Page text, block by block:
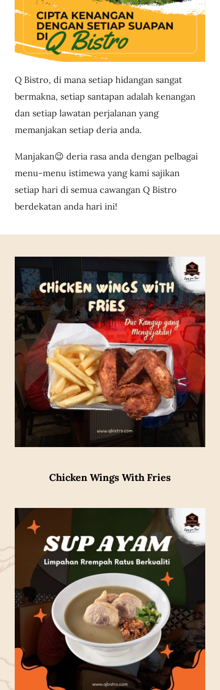
Q Bistro, di mana setiap hidangan sangat
bermakna, setiap santapan adalah kenangan
dan setiap lawatan perjalanan yang
memanjakan setiap deria anda.
Manjakan😉 deria rasa anda dengan pelbagai
menu-menu istimewa yang kami sajikan
setiap hari di semua cawangan Q Bistro
berdekatan anda hari ini!
Chicken Wings With Fries